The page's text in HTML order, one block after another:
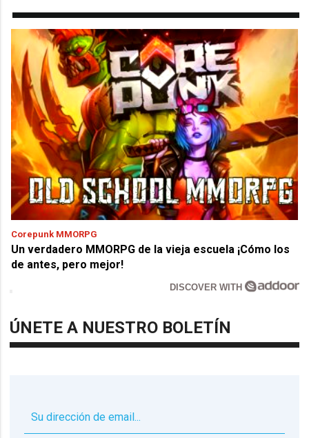
Corepunk MMORPG
Un verdadero MMORPG de la vieja escuela ¡Cómo los
de antes, pero mejor!
DISCOVER WITH
ÚNETE A NUESTRO BOLETÍN